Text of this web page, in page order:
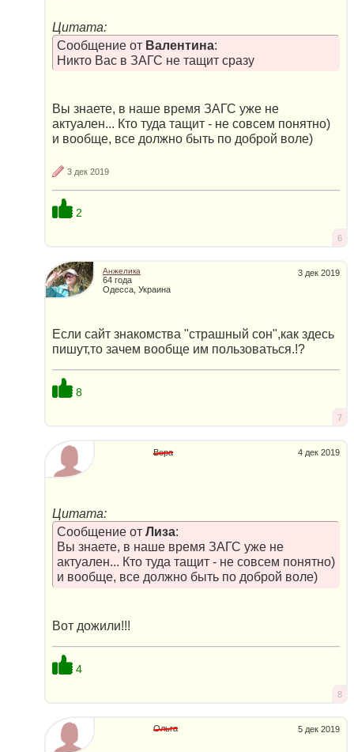
Цитата:
Сообщение от Валентина:
Никто Вас в ЗАГС не тащит сразу
Вы знаете, в наше время ЗАГС уже не
актуален... Кто туда тащит - не совсем понятно)
и вообще, все должно быть по доброй воле)
3 дек 2019
2
6
3 дек 2019
Анжелика
64 года
Одесса, Украина
Если сайт знакомства "страшный сон",как здесь
пишут,то зачем вообще им пользоваться.!?
8
7
4 дек 2019
Вера
Цитата:
Сообщение от Лиза:
Вы знаете, в наше время ЗАГС уже не
актуален... Кто туда тащит - не совсем понятно)
и вообще, все должно быть по доброй воле)
Вот дожили!!!
4
8
5 дек 2019
Ольга